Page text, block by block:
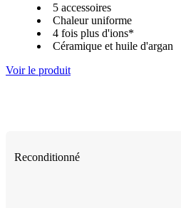
5 accessoires
Chaleur uniforme
4 fois plus d'ions*
Céramique et huile d'argan
Voir le produit
Reconditionné